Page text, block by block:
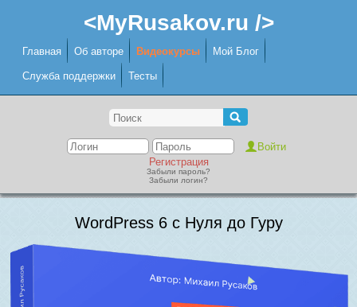
<MyRusakov.ru />
Главная Об авторе Видеокурсы Мой Блог
Служба поддержки Тесты
Регистрация
Забыли пароль?
Забыли логин?
WordPress 6 с Нуля до Гуру